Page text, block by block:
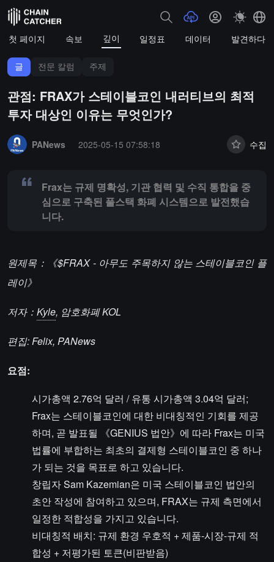
첫 페이지 속보 깊이 일정표 데이터 발견하다
글 전문 칼럼 주제
관점: FRAX가 스테이블코인 내러티브의 최적
투자 대상인 이유는 무엇인가?
PANews
2025-05-15 07:58:18 수집
Frax는 규제 명확성, 기관 협력 및 수직 통합을 중
심으로 구축된 풀스택 화폐 시스템으로 발전했습
니다.
원제목：《$FRAX - 아무도 주목하지 않는 스테이블코인 플
레이》
저자： Kyle, 암호화폐 KOL
편집: Felix, PANews
요점:
시가총액 2.76억 달러 / 유통 시가총액 3.04억 달러;
Frax는 스테이블코인에 대한 비대칭적인 기회를 제공
하며, 곧 발표될 《GENIUS 법안》에 따라 Frax는 미국
법률에 부합하는 최초의 결제형 스테이블코인 중 하나
가 되는 것을 목표로 하고 있습니다.
창립자 Sam Kazemian은 미국 스테이블코인 법안의
초안 작성에 참여하고 있으며, FRAX는 규제 측면에서
일정한 적합성을 가지고 있습니다.
비대칭적 배치: 규제 환경 우호적 + 제품-시장-규제 적
합성 + 저평가된 토큰(비판받음)